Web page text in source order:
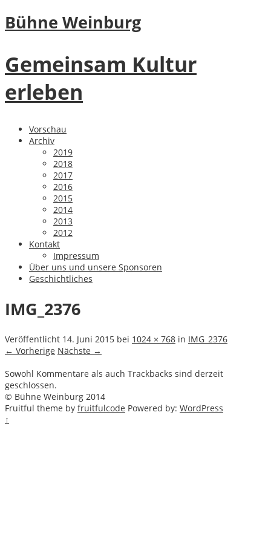
Bühne Weinburg
Gemeinsam Kultur
erleben
Vorschau
Archiv
2019
2018
2017
2016
2015
2014
2013
2012
Kontakt
Impressum
Über uns und unsere Sponsoren
Geschichtliches
IMG_2376
Veröffentlicht 14. Juni 2015 bei 1024 × 768 in IMG_2376
← Vorherige Nächste →
Sowohl Kommentare als auch Trackbacks sind derzeit
geschlossen.
© Bühne Weinburg 2014
Fruitful theme by fruitfulcode Powered by: WordPress
↑